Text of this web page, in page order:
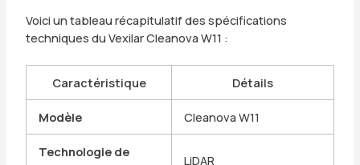
Voici un tableau récapitulatif des spécifications
techniques du Vexilar Cleanova W11 :
Caractéristique Détails
Modèle Cleanova W11
Technologie de
LiDAR